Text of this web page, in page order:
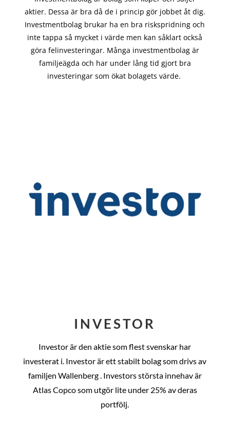
aktier. Dessa är bra då de i princip görjobbet åt dig.
Investmentbolag brukar ha en bra riskspridning och
inte tappa så mycket i värde men kan såklart också
göra felinvesteringar. Många investmentbolag är
familjeägda och har under lång tid gjort bra
investeringar som ökat bolagets värde.
INVESTOR
Investor är den aktie som flest svenskar har
investerat i. Investor är ett stabilt bolag som drivs av
familjen Wallenberg . Investors största innehav är
Atlas Copco som utgör lite under 25% av deras
portfölj.